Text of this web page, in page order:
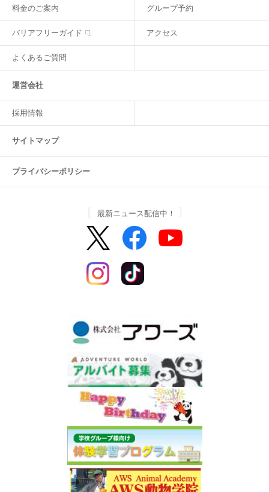
料金のご案内 グループ予約
バリアフリーガイド アクセス
よくあるご質問
運営会社
採用情報
サイトマップ
プライバシーポリシー
最新ニュース配信中！